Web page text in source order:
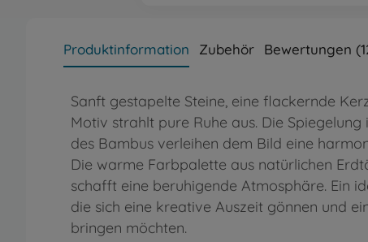
Produktinformation Zubehör Bewertungen
Sanft gestapelte Steine, eine flackernde
Motiv strahlt pure Ruhe aus. Die
des Bambus verleihen dem Bild eine
Die warme Farbpalette aus natürlichen
schafft eine beruhigende Atmosphäre. Ein
die sich eine kreative Auszeit gönnen und
bringen möchten.